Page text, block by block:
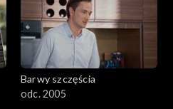
Barwy szczęścia
odc. 2005